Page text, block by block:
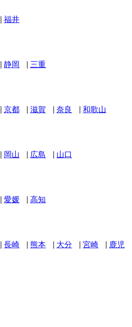
福井
静岡 三重
京都 滋賀 奈良 和歌山
岡山 広島 山口
愛媛 高知
長崎 熊本 大分 宮崎 鹿児